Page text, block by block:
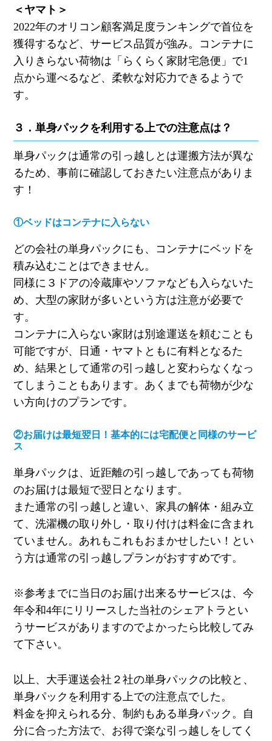
＜ヤマト＞
2022年のオリコン顧客満足度ランキングで首位を
獲得するなど、サービス品質が強み。コンテナに
入りきらない荷物は「らくらく家財宅急便」で1
点から運べるなど、柔軟な対応力できるようで
す。
３．単身パックを利用する上での注意点は？
単身パックは通常の引っ越しとは運搬方法が異な
るため、事前に確認しておきたい注意点がありま
す！
①ベッドはコンテナに入らない
どの会社の単身パックにも、コンテナにベッドを
積み込むことはできません。
同様に３ドアの冷蔵庫やソファなども入らないた
め、大型の家財が多いという方は注意が必要で
す。
コンテナに入らない家財は別途運送を頼むことも
可能ですが、日通 ・ヤマトともに有料となるた
め、結果として通常の引っ越しと変わらなくなっ
てしまうこともあります。あくまでも荷物が少な
い方向けのプランです。
②お届けは最短翌日！基本的には宅配便と同様のサービ
ス
単身パックは、近距離の引っ越しであっても荷物
のお届けは最短で翌日となります。
また通常の引っ越しと違い、家具の解体・組み立
て、洗濯機の取り外し・取り付けは料金に含まれ
ていません。あれもこれもおまかせしたい！とい
う方は通常の引っ越しプランがおすすめです。
※参考までに当日のお届け出来るサービスは、今
年令和4年にリリースした当社のシェアトラ とい
うサービスがありますのでよかったら比較してみ
て下さい。
以上、大手運送会社２社の単身パックの比較と、
単身パックを利用する上での注意点でした。
料金を抑えられる分、制約もある単身パック。自
分に合った方法で、お得で楽な引っ越しをしてく